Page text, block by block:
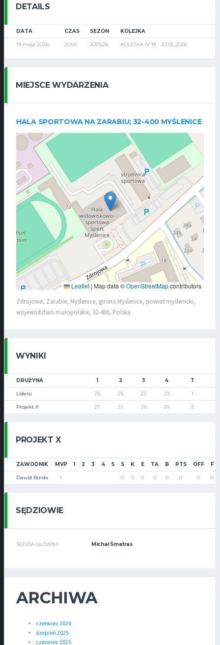
DETAILS
DATA CZAS SEZON KOLEJKA
19 maja 2026 20:00 2025/26 KOLEJKA IV 18 – 22.05 2026
MIEJSCE WYDARZENIA
HALA SPORTOWA NA ZARABIU; 32-400 MYŚLENICE
Leaflet | Map data ©OpenStreetMapcontributors
Zdrojowa, Zarabie, Myślenice, gmina Myślenice, powiat myślenicki,
województwo małopolskie, 32-400, Polska
WYNIKI
DRUŻYNA 1 2 3 4 T
Lidersi 25 25 22 23 1
Projekt X 27 21 25 25 3
PROJEKT X
ZAWODNIK MVP 1 2 3 4 5 S K E TA B PTS OFF F
Dawid Burda 1 0 0 0 0 0 0 0 0
SĘDZIOWIE
SĘDZIA GŁÓWNY Michał Smatras
ARCHIWA
czerwiec 2026
sierpień 2025
czerwiec 2025